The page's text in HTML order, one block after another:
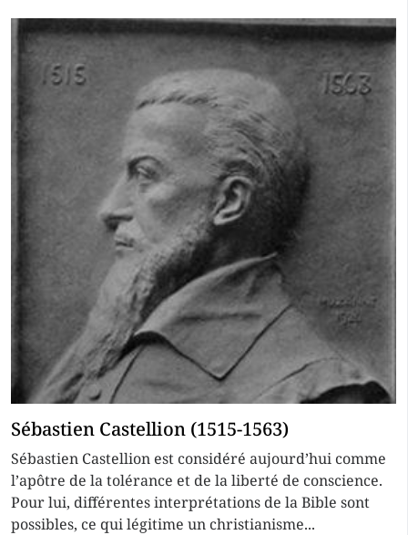
Sébastien Castellion (1515-1563)
Sébastien Castellion est considéré aujourd’hui comme
l’apôtre de la tolérance et de la liberté de conscience.
Pour lui, différentes interprétations de la Bible sont
possibles, ce qui légitime un christianisme...